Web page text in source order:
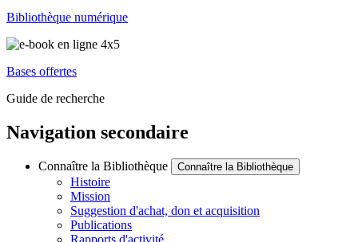
Bibliothèque numérique
Bases offertes
Guide de recherche
Navigation secondaire
Connaître la Bibliothèque Connaître la Bibliothèque
Histoire
Mission
Suggestion d'achat, don et acquisition
Publications